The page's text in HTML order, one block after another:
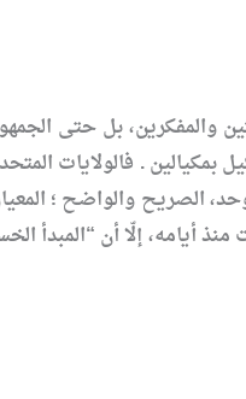
والمفكرين، بل حتى
بمكيالين . فالولايات
الصريح والواضح ؛
أيامه، إلّا أن “المبدأ